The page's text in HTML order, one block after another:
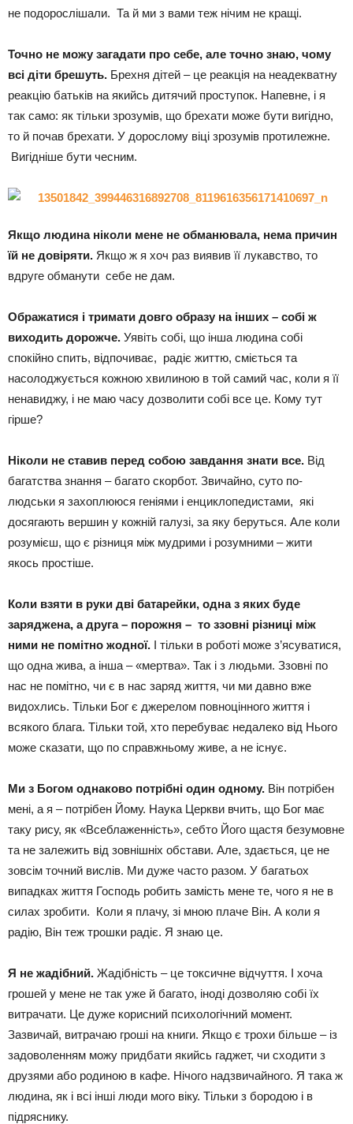
не подорослішали. Та й ми з вами теж нічим не кращі.
Точно не можу загадати про себе, але точно знаю, чому
всі діти брешуть. Брехня дітей – це реакція на неадекватну
реакцію батьків на якийсь дитячий проступок. Напевне, і я
так само: як тільки зрозумів, що брехати може бути вигідно,
то й почав брехати. У дорослому віці зрозумів протилежне.
Вигідніше бути чесним.
Якщо людина ніколи мене не обманювала, нема причин
їй не довіряти. Якщо ж я хоч раз виявив її лукавство, то
вдруге обманути себе не дам.
Ображатися і тримати довго образу на інших – собі ж
виходить дорожче. Уявіть собі, що інша людина собі
спокійно спить, відпочиває, радіє життю, сміється та
насолоджується кожною хвилиною в той самий час, коли я її
ненавиджу, і не маю часу дозволити собі все це. Кому тут
гірше?
Ніколи не ставив перед собою завдання знати все. Від
багатства знання – багато скорбот. Звичайно, суто по-
людськи я захоплююся геніями і енциклопедистами, які
досягають вершин у кожній галузі, за яку беруться. Але коли
розумієш, що є різниця між мудрими і розумними – жити
якось простіше.
Коли взяти в руки дві батарейки, одна з яких буде
заряджена, а друга – порожня – то ззовні різниці між
ними не помітно жодної. І тільки в роботі може з’ясуватися,
що одна жива, а інша – «мертва». Так і з людьми. Ззовні по
нас не помітно, чи є в нас заряд життя, чи ми давно вже
видохлись. Тільки Бог є джерелом повноцінного життя і
всякого блага. Тільки той, хто перебуває недалеко від Нього
може сказати, що по справжньому живе, а не існує.
Ми з Богом однаково потрібні один одному. Він потрібен
мені, а я – потрібен Йому. Наука Церкви вчить, що Бог має
таку рису, як «Всеблаженність», себто Його щастя безумовне
та не залежить від зовнішніх обстави. Але, здається, це не
зовсім точний вислів. Ми дуже часто разом. У багатьох
випадках життя Господь робить замість мене те, чого я не в
силах зробити. Коли я плачу, зі мною плаче Він. А коли я
радію, Він теж трошки радіє. Я знаю це.
Я не жадібний. Жадібність – це токсичне відчуття. І хоча
грошей у мене не так уже й багато, іноді дозволяю собі їх
витрачати. Це дуже корисний психологічний момент.
Зазвичай, витрачаю гроші на книги. Якщо є трохи більше – із
задоволенням можу придбати якийсь гаджет, чи сходити з
друзями або родиною в кафе. Нічого надзвичайного. Я така ж
людина, як і всі інші люди мого віку. Тільки з бородою і в
підряснику.